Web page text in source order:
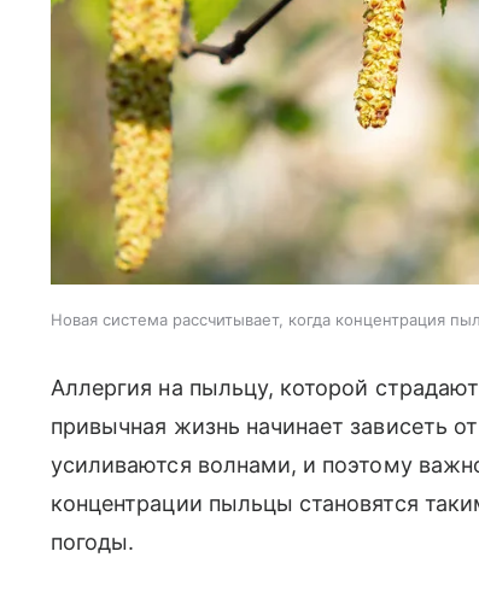
Новая система рассчитывает, когда концентрация
Аллергия на пыльцу, которой
привычная жизнь начинает зависеть
усиливаются волнами, и поэтому
концентрации пыльцы становятся
погоды.